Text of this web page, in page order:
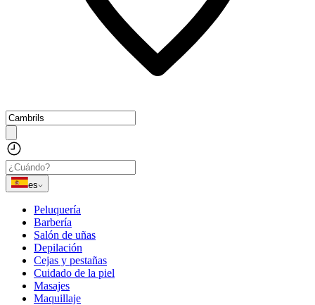
es
Peluquería
Barbería
Salón de uñas
Depilación
Cejas y pestañas
Cuidado de la piel
Masajes
Maquillaje